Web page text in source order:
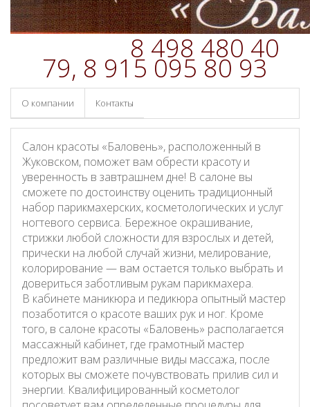
8 498 480 40
79, 8 915 095 80 93
О компании Контакты
Салон красоты «Баловень», расположенный в
Жуковском, поможет вам обрести красоту и
уверенность в завтрашнем дне! В салоне вы
сможете по достоинству оценить традиционный
набор парикмахерских, косметологических и услуг
ногтевого сервиса. Бережное окрашивание,
стрижки любой сложности для взрослых и детей,
прически на любой случай жизни, мелирование,
колорирование — вам остается только выбрать и
довериться заботливым рукам парикмахера.
В кабинете маникюра и педикюра опытный мастер
позаботится о красоте ваших рук и ног. Кроме
того, в салоне красоты «Баловень» располагается
массажный кабинет, где грамотный мастер
предложит вам различные виды массажа, после
которых вы сможете почувствовать прилив сил и
энергии. Квалифицированный косметолог